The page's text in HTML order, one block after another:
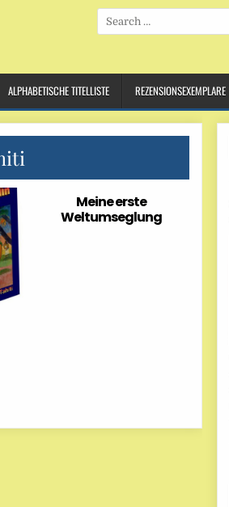
Search
for:
ALPHABETISCHE TITELLISTE REZENSIONSEXEMPLARE
Meine erste
Weltumseglung